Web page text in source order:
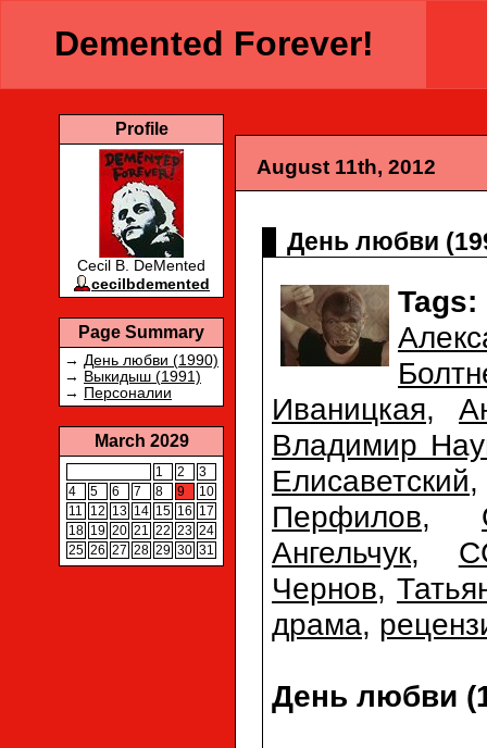
Demented Forever!
Profile
Cecil B. DeMented
cecilbdemented
Page Summary
→ День любви (1990)
→ Выкидыш (1991)
→ Персоналии
March 2029
1 2
3
4
5 6 7 8 9
10
11
12 13 14 15 16
17
18 19 20 21 22 23 24
25 26 27 28 29 30 31
August 11th, 2012
День любви
Tags:
Иваницкая,
Владимир
Елисаветский
Перфилов,
Ангельчук,
Чернов,
драма,
День любви